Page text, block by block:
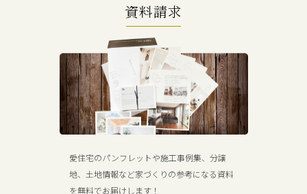
資料請求
愛住宅のパンフレットや施工事例集、分譲
地、土地情報など家づくりの参考になる資料
を無料でお届けします！